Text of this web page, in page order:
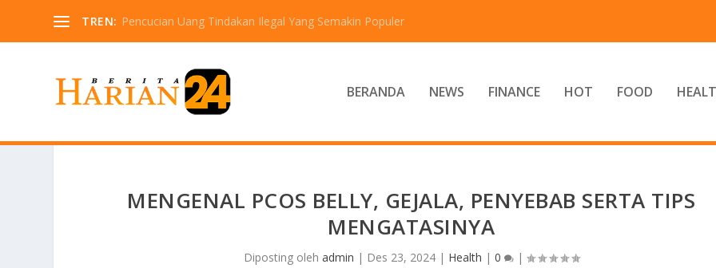
TREN: Pencucian Uang Tindakan Ilegal Yang Semakin Populer
BERANDA NEWS FINANCE HOT FOOD
MENGENAL PCOS BELLY, GEJALA, PENYEBAB SERTA TIPS
MENGATASINYA
Diposting oleh admin | Des 23, 2024| Health | 0 |